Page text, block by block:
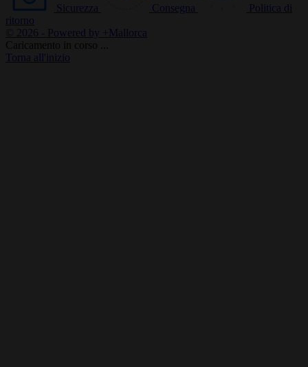
Sicurezza Consegna
Politica di
ritorno
© 2026 - Powered by +Mallorca
Caricamento in corso ...
Torna all'inizio